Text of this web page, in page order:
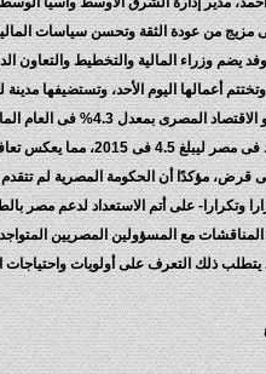
مزيج من عودة الثقة وتحسن سياسات
يضم وزراء المالية والتخطيط والتعاون
أعمالها اليوم الأحد، وتستضيفها
نمو الاقتصاد فى
قرض، مؤكدًا أن الحكومة المصرية لم
وتكرارا- على أتم الاستعداد لدعم مصر
مع المسؤولين المصريين
يتطلب ذلك التعرف على أولويات